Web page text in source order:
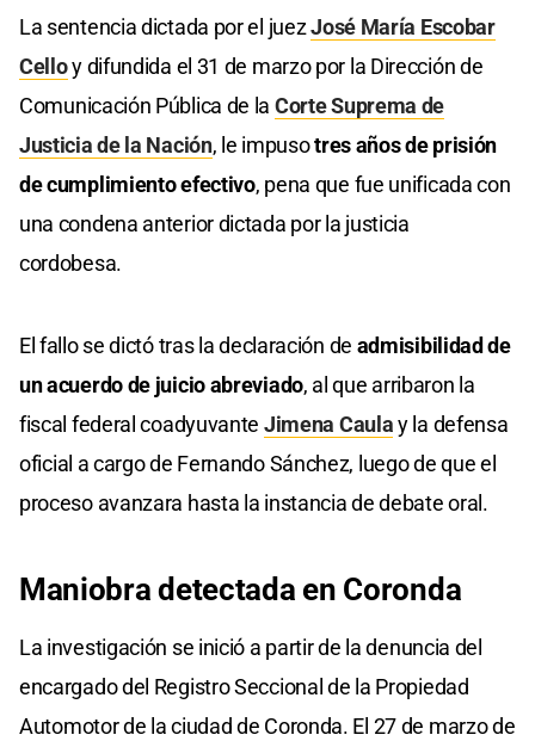
La sentencia dictada por el juezJosé María Escobar
Celloy difundida el 31 de marzo por la Dirección de
Comunicación Pública de la Corte Suprema de
Justicia de la Nación, le impusotres años de prisión
de cumplimiento efectivo, pena que fue unificada con
una condena anterior dictada por la justicia
cordobesa.
El fallo se dictó tras la declaración de admisibilidad de
un acuerdo de juicio abreviado, al que arribaron la
fiscal federal coadyuvante Jimena Caulay la defensa
oficial a cargo de Fernando Sánchez, luego de que el
proceso avanzara hasta la instancia de debate oral.
Maniobra detectada en Coronda
La investigación se inició a partir de la denuncia del
encargado del Registro Seccional de la Propiedad
Automotor de la ciudad de Coronda. El 27 de marzo de